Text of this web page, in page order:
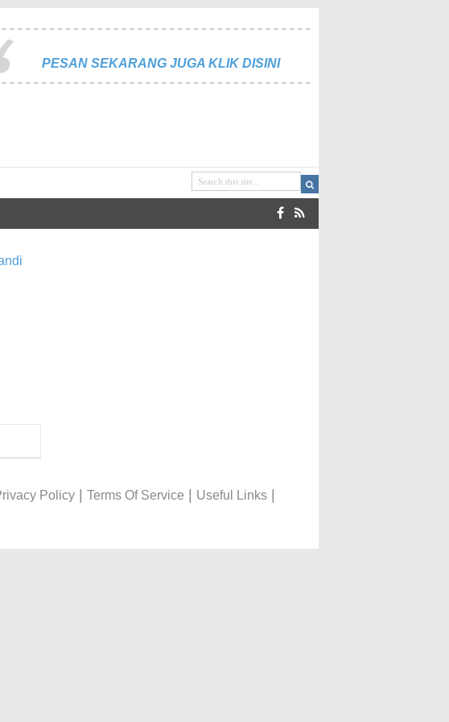
PESAN SEKARANG JUGA KLIK DISINI
Policy Terms Of Service Useful Links